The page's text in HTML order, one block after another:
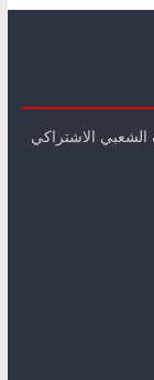
الاشتراكي